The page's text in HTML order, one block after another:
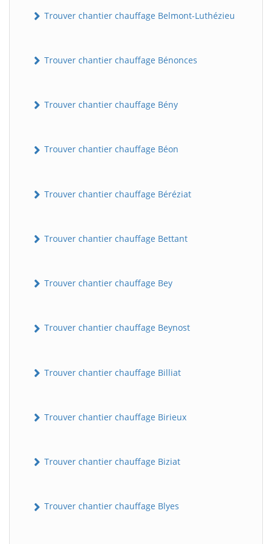
Trouver chantier chauffage Belmont-Luthézieu
Trouver chantier chauffage Bénonces
Trouver chantier chauffage Bény
Trouver chantier chauffage Béon
Trouver chantier chauffage Béréziat
Trouver chantier chauffage Bettant
Trouver chantier chauffage Bey
Trouver chantier chauffage Beynost
Trouver chantier chauffage Billiat
Trouver chantier chauffage Birieux
Trouver chantier chauffage Biziat
Trouver chantier chauffage Blyes